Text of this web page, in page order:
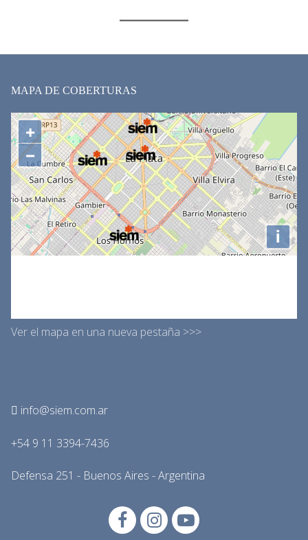
MAPA DE COBERTURAS
Ver el mapa en una nueva pestaña >>>
info@siem.com.ar
+54 9 11 3394-7436
Defensa 251 - Buenos Aires - Argentina